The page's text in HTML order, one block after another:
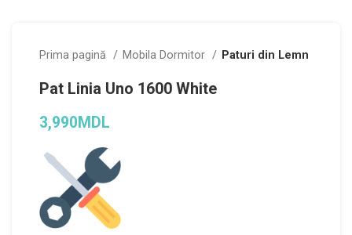
Prima pagină Mobila Dormitor Paturi din Lemn
Pat Linia Uno 1600 White
3,990MDL